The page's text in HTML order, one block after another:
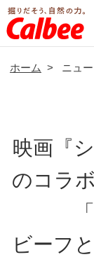
ホーム > ニュ
映画『
のコラ
ビーフ